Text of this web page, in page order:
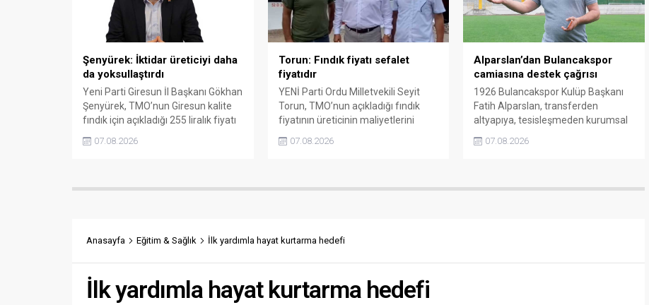
Şenyürek: İktidar üreticiyi daha
da yoksullaştırdı
Yeni Parti Giresun İl Başkanı Gökhan
Şenyürek, TMO’nun Giresun kalite
fındık için açıkladığı 255 liralık fiyatı
Artışın yıllık enflasyonun altında
savundu.
07.08.2026
Torun: Fındık fiyatı sefalet
fiyatıdır
YENİ Parti Ordu Milletvekili Seyit
Torun, TMO’nun açıkladığı fındık
fiyatının üreticinin maliyetlerini
fiyatın yeniden belirlenmesini
çağrısında bulundu.
07.08.2026
Alparslan’dan Bulancakspor
camiasına destek çağrısı
1926 Bulancakspor Kulüp Başkanı
Fatih Alparslan, transferden
altyapıya, tesisleşmeden kurumsal
önemli adımlar attıklarını belirterek
destek olmaya çağırdı.
07.08.2026
Anasayfa Eğitim & Sağlık İlk yardımla hayat kurtarma hedefi
İlk yardımla hayat kurtarma hedefi